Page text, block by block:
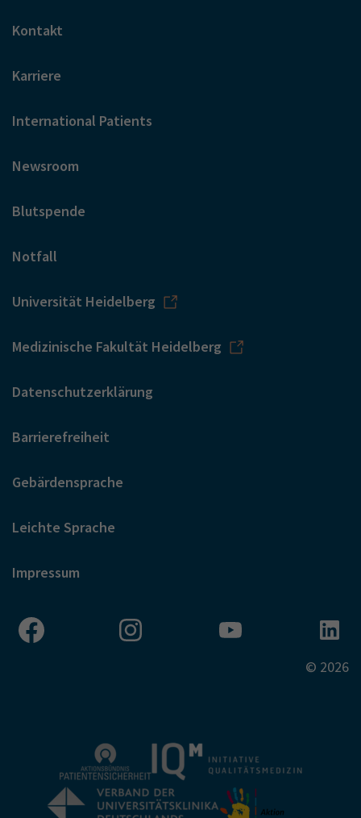
Kontakt
Karriere
International Patients
Newsroom
Blutspende
Notfall
Universität Heidelberg
Medizinische Fakultät Heidelberg
Datenschutzerklärung
Barrierefreiheit
Gebärdensprache
Leichte Sprache
Impressum
© 2026